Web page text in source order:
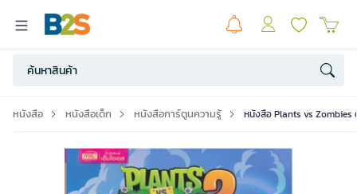
หนังสือ หนังสือเด็ก หนังสือการ์ตูนความรู้ หนังสือ Plants vs Zombies